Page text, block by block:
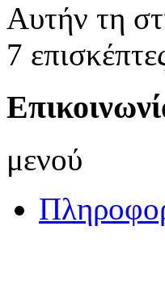
Αυτήν τη
7
μενού